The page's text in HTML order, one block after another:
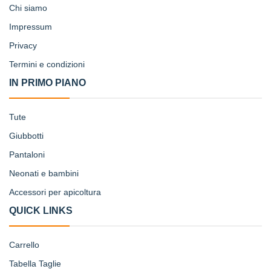
Chi siamo
Impressum
Privacy
Termini e condizioni
IN PRIMO PIANO
Tute
Giubbotti
Pantaloni
Neonati e bambini
Accessori per apicoltura
QUICK LINKS
Carrello
Tabella Taglie